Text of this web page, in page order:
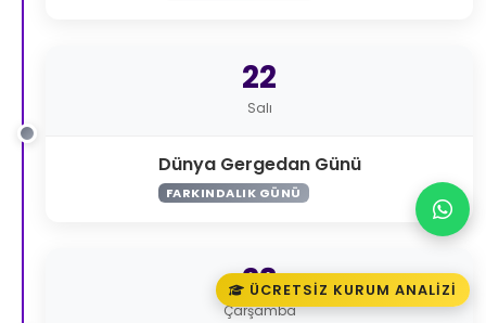
22
Salı
Dünya Gergedan Günü
FARKINDALIK GÜNÜ
23
Çarşamba
ÜCRETSIZ KURUM ANALIZI